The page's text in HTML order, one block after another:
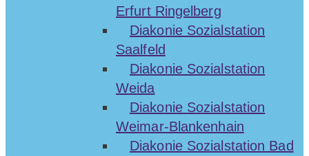
Erfurt Ringelberg
Diakonie Sozialstation
Saalfeld
Diakonie Sozialstation
Weida
Diakonie Sozialstation
Weimar-Blankenhain
Diakonie Sozialstation Bad